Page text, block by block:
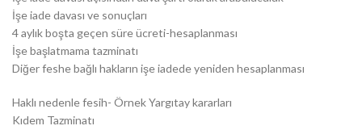
İşe iade davası ve sonuçları
4 aylık boşta geçen süre ücreti-hesaplanması
İşe başlatmama tazminatı
Diğer feshe bağlı hakların işe iadede yeniden hesaplanması
Haklı nedenle fesih- Örnek Yargıtay kararları
Kıdem Tazminatı